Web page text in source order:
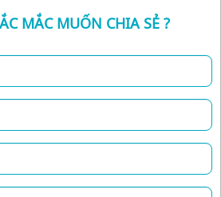
MẮC MUỐN CHIA SẺ ?